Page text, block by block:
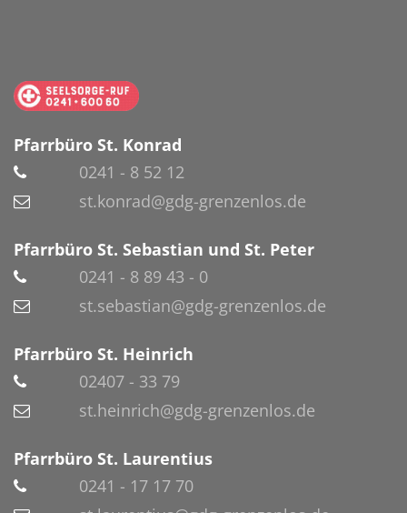
Pfarrbüro St. Konrad
0241 - 8 52 12
st.konrad@gdg-grenzenlos.de
Pfarrbüro St. Sebastian und St. Peter
0241 - 8 89 43 - 0
st.sebastian@gdg-grenzenlos.de
Pfarrbüro St. Heinrich
02407 - 33 79
st.heinrich@gdg-grenzenlos.de
Pfarrbüro St. Laurentius
0241 - 17 17 70